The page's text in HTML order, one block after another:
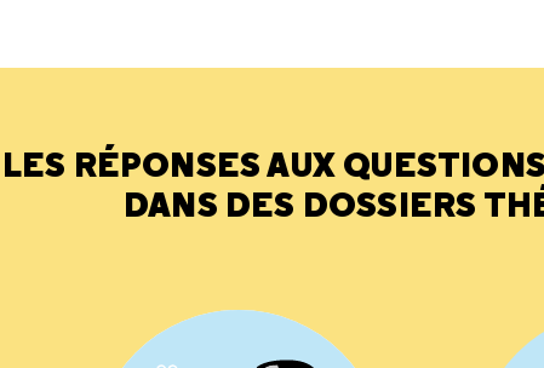
LES RÉPONSES AUX
DANS DES DOSSIERS